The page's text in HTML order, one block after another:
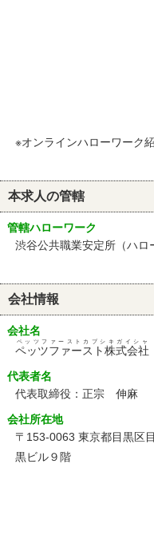
※オンラインハローワーク
本求人の管轄
管轄ハローワーク
渋谷公共職業安定所（ハロ
会社情報
会社名
ペッツファースト株式会社
ペッツファーストカブシキガイシャ
代表者名
代表取締役：正宗 伸麻
会社所在地
〒153-0063 東京都目黒区
黒ビル９階